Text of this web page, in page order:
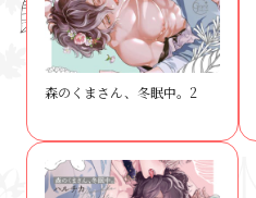
森のくまさん、冬眠中。2